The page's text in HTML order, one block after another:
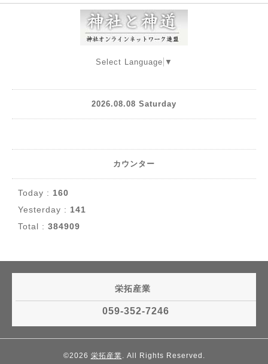
Select Language ▼
2026.08.08 Saturday
カウンター
Today : 160
Yesterday : 141
Total : 384909
栄拓産業
059-352-7246
©2026 栄拓産業 . All Rights Reserved.